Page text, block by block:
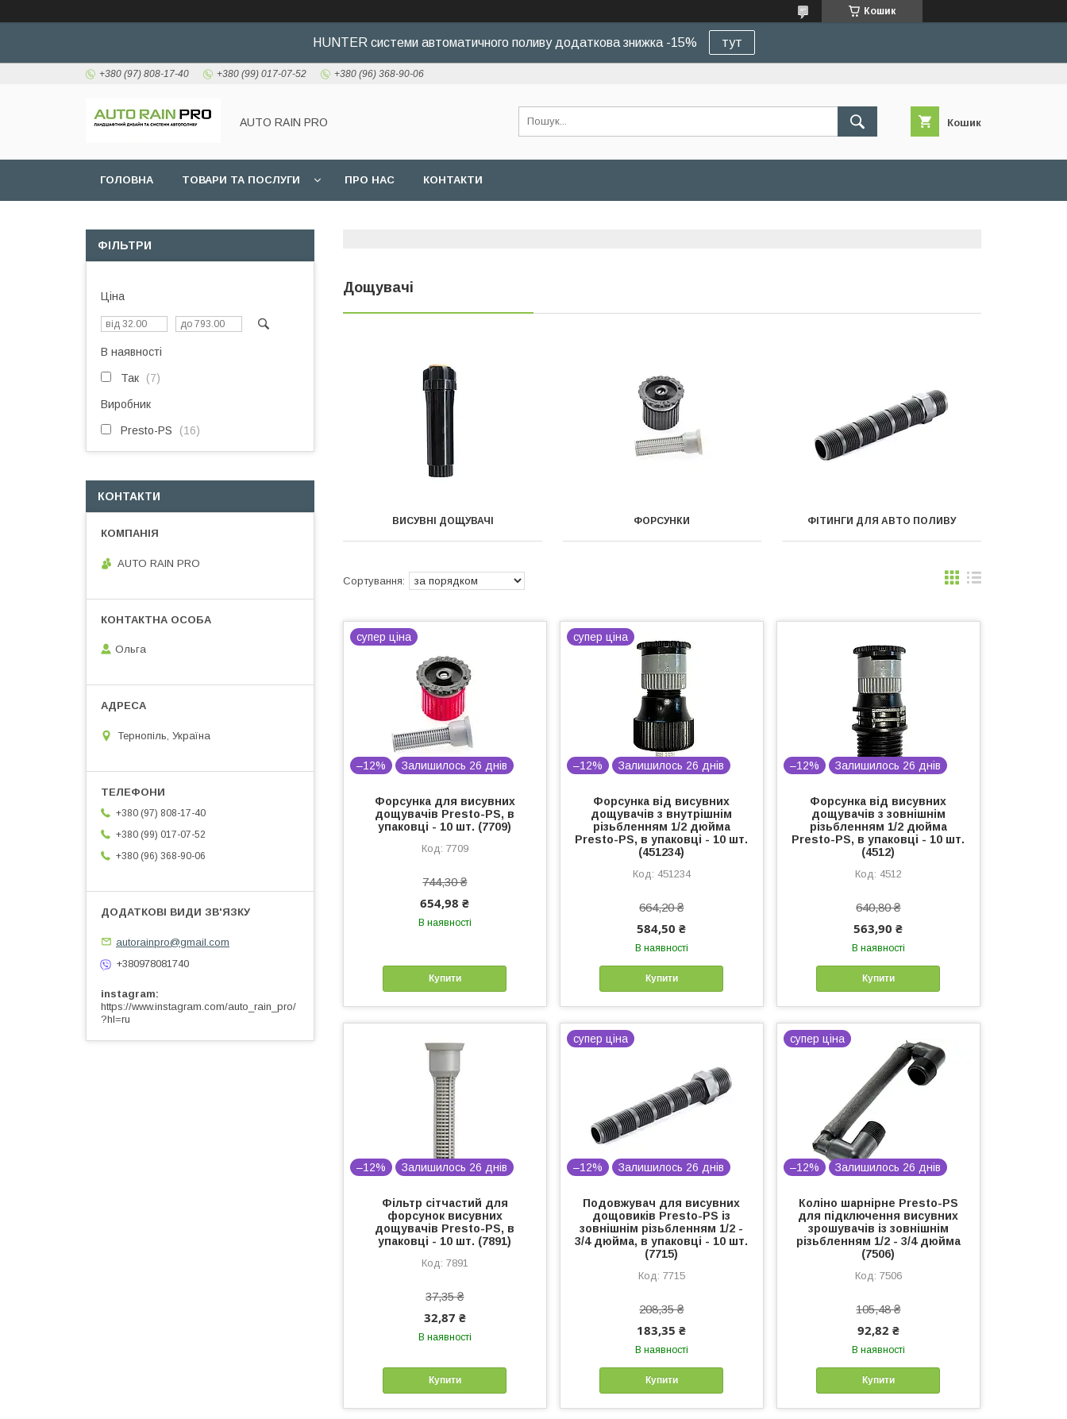
Кошик
HUNTER системи автоматичного поливу додаткова знижка -15% тут
+380 (97) 808-17-40 +380 (99) 017-07-52 +380 (96) 368-90-06
AUTO RAIN PRO Кошик
ГОЛОВНА ТОВАРИ ТА ПОСЛУГИ ПРО НАС КОНТАКТИ
Дощувачі
ВИСУВНІ ДОЩУВАЧІ ФОРСУНКИ ФІТИНГИ ДЛЯ АВТО ПОЛИВУ
супер ціна
–12% Залишилось 26 днів
Форсунка для висувних
дощувачів Presto-PS, в
упаковці - 10 шт. (7709)
7709
744,30 ₴
654,98 ₴
В наявності
Купити
супер ціна
–12% Залишилось 26 днів
Форсунка від висувних
дощувачів з внутрішнім
різьбленням 1/2 дюйма
Presto-PS, в упаковці - 10 шт.
(451234)
451234
664,20 ₴
584,50 ₴
В наявності
Купити
–12% Залишилось 26 днів
Форсунка від висувних
дощувачів з зовнішнім
різьбленням 1/2 дюйма
Presto-PS, в упаковці - 10 шт.
(4512)
4512
640,80 ₴
563,90 ₴
В наявності
Купити
–12% Залишилось 26 днів
Фільтр сітчастий для
форсунок висувних
дощувачів Presto-PS, в
упаковці - 10 шт. (7891)
7891
37,35 ₴
32,87 ₴
В наявності
Купити
супер ціна
–12% Залишилось 26 днів
Подовжувач для висувних
дощовиків Presto-PS із
зовнішнім різьбленням 1/2 -
3/4 дюйма, в упаковці - 10 шт.
(7715)
7715
208,35 ₴
183,35 ₴
В наявності
Купити
супер ціна
–12% Залишилось 26 днів
Коліно шарнірне Presto-PS
для підключення висувних
зрошувачів із зовнішнім
різьбленням 1/2 - 3/4 дюйма
(7506)
7506
105,48 ₴
92,82 ₴
В наявності
Купити
ФІЛЬТРИ
Ціна
В наявності
Так 7
Виробник
Presto-PS 16
КОНТАКТИ
AUTO RAIN PRO
Ольга
Тернопіль, Україна
+380 (97) 808-17-40
+380 (99) 017-07-52
+380 (96) 368-90-06
autorainpro@gmail.com
+380978081740
instagram
https://www.instagram.com/auto_rain_pro/
?hl=ru